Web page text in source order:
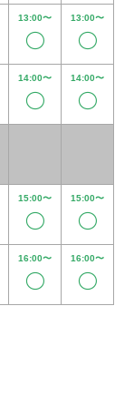
13:00〜 13:00〜
14:00〜 14:00〜
15:00〜 15:00〜
16:00〜 16:00〜